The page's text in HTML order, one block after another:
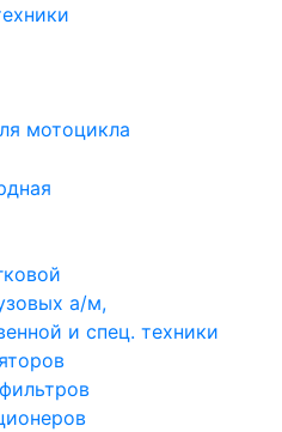
мотоцикла
а/м,
и спец. техники